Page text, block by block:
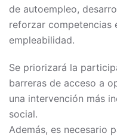
de autoempleo,
reforzar competencias
empleabilidad.
Se priorizará la
barreras de acceso a
una intervención más
social.
Además, es necesario